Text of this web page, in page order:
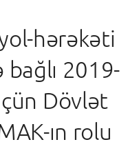
hərəkəti
2019-
Dövlət
ın rolu